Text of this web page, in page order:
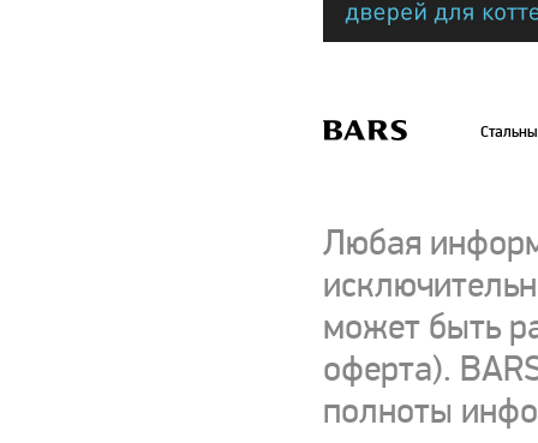
Любая
может быть
оферта).
полноты